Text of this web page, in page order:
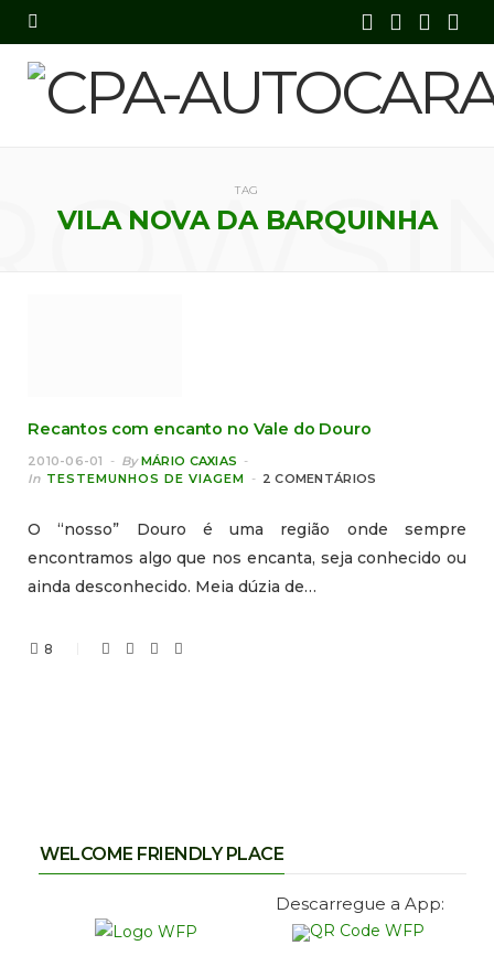
c
T
u
TAG
VILA NOVA DA BARQUINHA
Recantos com encanto no Vale do Douro
2010-06-01 By MÁRIO CAXIAS
In TESTEMUNHOS DE VIAGEM 2 COMENTÁRIOS
O “nosso” Douro é uma região onde sempre
encontramos algo que nos encanta, seja conhecido ou
ainda desconhecido. Meia dúzia de…
8
WELCOME FRIENDLY PLACE
Descarregue a App: